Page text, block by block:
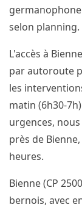
selon planning.
L'accès à
par autoroute
les
matin (6h30-
urgences,
près de
heures.
Bienne (CP
bernois, avec